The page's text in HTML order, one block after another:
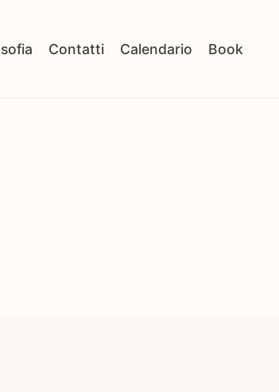
Contatti Calendario Book